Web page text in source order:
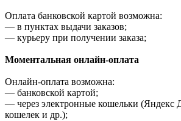
Оплата банковской картой возможна:
— в пунктах выдачи заказов;
— курьеру при получении заказа;
Моментальная онлайн-оплата
Онлайн-оплата возможна:
— банковской картой;
— через электронные кошельки (Яндекс
кошелек и др.);